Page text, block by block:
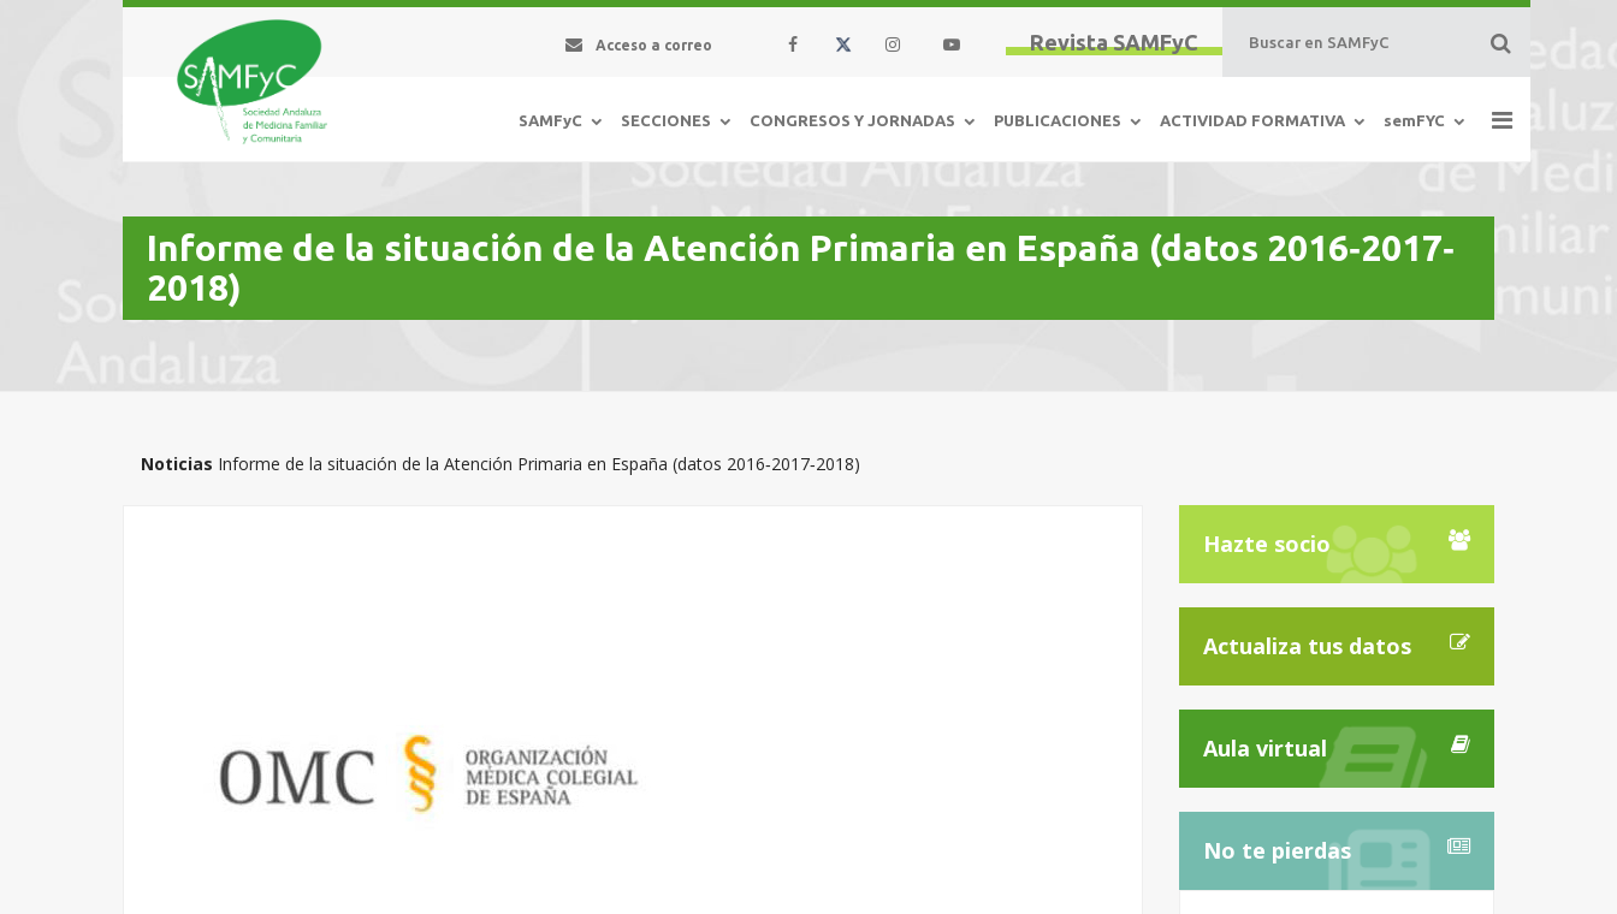
Revista SAMFyC
Acceso a correo
SAMFyC SECCIONES CONGRESOS Y JORNADAS PUBLICACIONES ACTIVIDAD FORMATIVA semFYC
Informe de la situación de la Atención Primaria en España (datos 2016‐2017‐
2018)
Noticias Informe de la situación de la Atención Primaria en España (datos 2016‐2017‐2018)
Hazte socio
Actualiza tus datos
Aula virtual
No te pierdas